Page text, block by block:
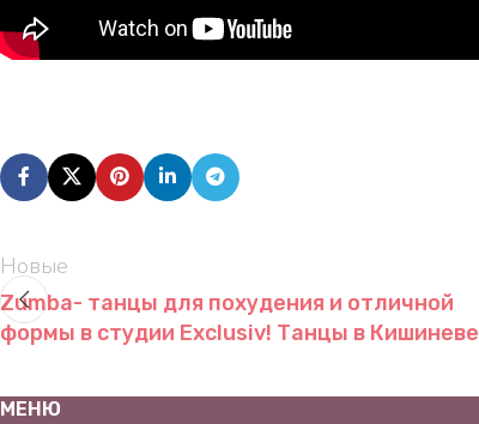
Новые
Zumba- танцы для похудения и отличной
формы в студии Exclusiv! Танцы в Кишиневе
МЕНЮ